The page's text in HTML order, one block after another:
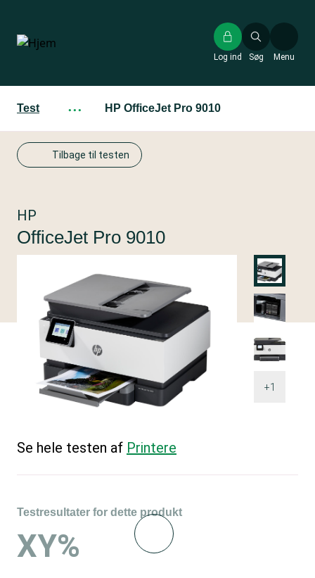
hovedindhold
Søg
Log ind Menu
Test ··· HP OfficeJet Pro 9010
Tilbage til testen
+1
HP
OfficeJet Pro 9010
Se hele testen af Printere
Testresultater for dette produkt
XY%